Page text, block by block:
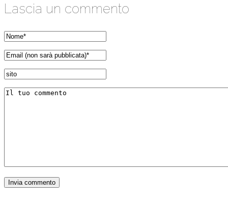
Lascia un commento